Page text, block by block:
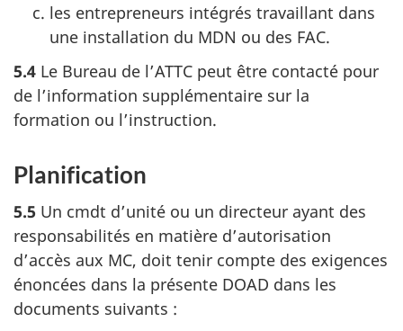
les entrepreneurs intégrés travaillant dans
une installation du MDN ou des FAC.
5.4 Le Bureau de l’ATTC peut être contacté pour
de l’information supplémentaire sur la
formation ou l’instruction.
Planification
5.5 Un cmdt d’unité ou un directeur ayant des
responsabilités en matière d’autorisation
d’accès aux MC, doit tenir compte des exigences
énoncées dans la présente DOAD dans les
documents suivants :